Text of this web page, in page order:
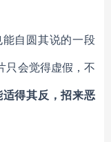
自圆其说的一段
只会觉得虚假，不
得其反，招来恶